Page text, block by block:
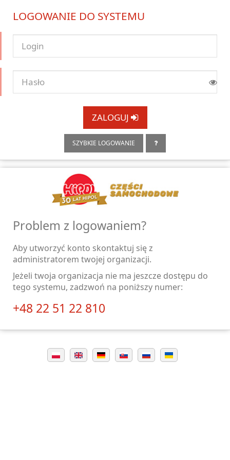
LOGOWANIE DO SYSTEMU
ZALOGUJ
SZYBKIE LOGOWANIE
Problem z logowaniem?
Aby utworzyć konto skontaktuj się z
administratorem twojej organizacji.
Jeżeli twoja organizacja nie ma jeszcze dostępu do
tego systemu, zadzwoń na poniższy numer:
+48 22 51 22 810